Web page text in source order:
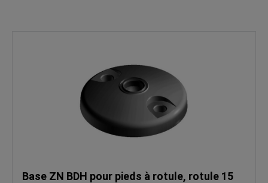
Base ZN BDH pour pieds à rotule, rotule 15